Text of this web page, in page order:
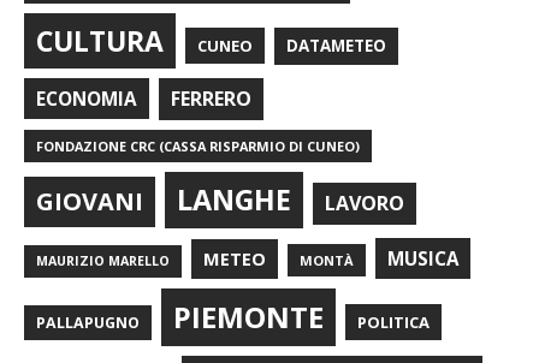
CULTURA CUNEO DATAMETEO
ECONOMIA FERRERO
FONDAZIONE CRC (CASSA RISPARMIO DI CUNEO)
GIOVANI LANGHE LAVORO
MAURIZIO MARELLO METEO MONTÀ MUSICA
PALLAPUGNO PIEMONTE POLITICA